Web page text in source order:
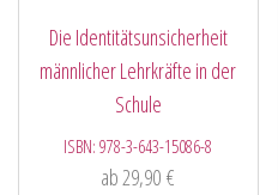
Die Identitätsunsicherheit
männlicher Lehrkräfte in der
Schule
ISBN:978-3-643-15086-8
ab29,90€